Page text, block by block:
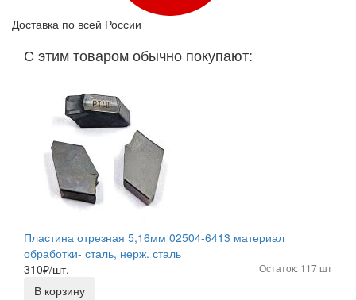
Доставка по всей России
С этим товаром обычно покупают:
Пластина отрезная 5,16мм 02504-6413 материал
обработки- сталь, нерж. сталь
310₽/шт. Остаток: 117 шт
В корзину